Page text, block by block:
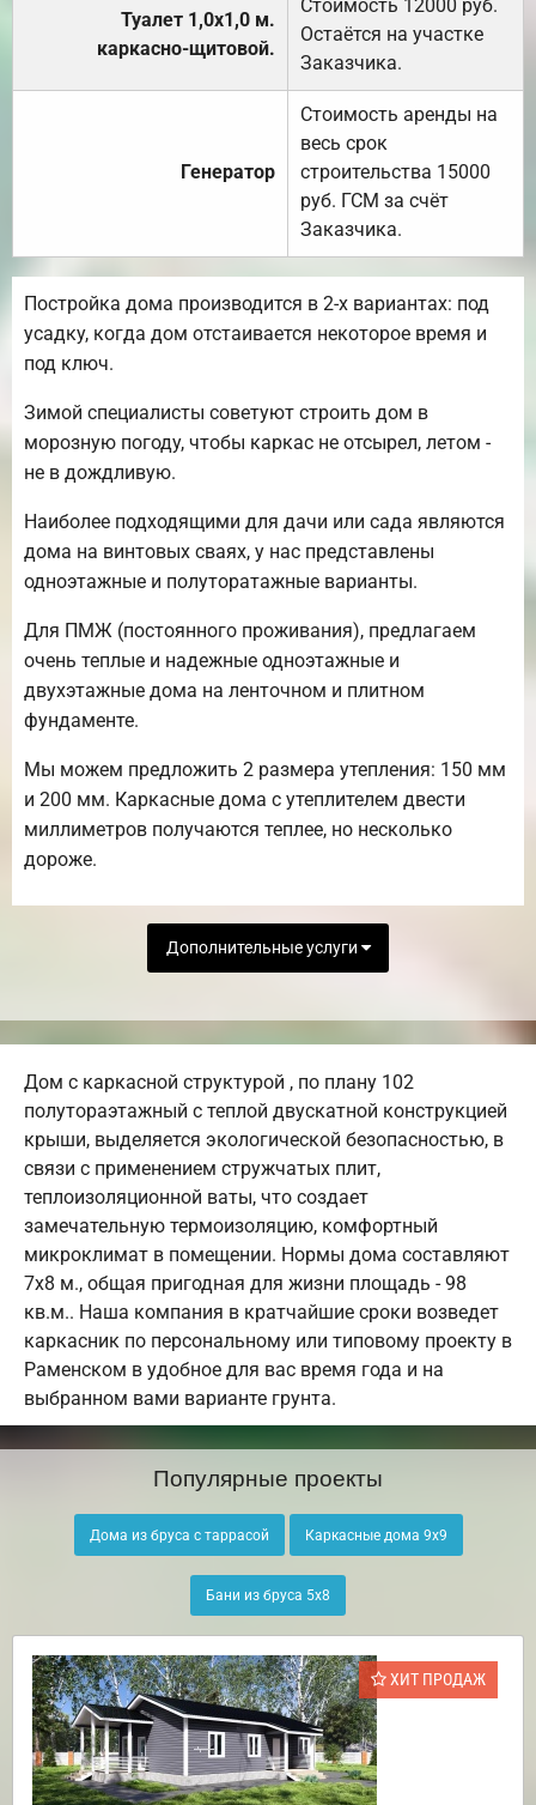
Туалет 1,0х1,0 м.
каркасно-щитовой.
Стоимость 12000 руб.
Остаётся на участке
Заказчика.
Генератор
Стоимость аренды на
весь срок
строительства 15000
руб. ГСМ за счёт
Заказчика.
Постройка дома производится в 2-х вариантах: под
усадку, когда дом отстаивается некоторое время и
под ключ.
Зимой специалисты советуют строить дом в
морозную погоду, чтобы каркас не отсырел, летом -
не в дождливую.
Наиболее подходящими для дачи или сада являются
дома на винтовых сваях, у нас представлены
одноэтажные и полуторатажные варианты.
Для ПМЖ (постоянного проживания), предлагаем
очень теплые и надежные одноэтажные и
двухэтажные дома на ленточном и плитном
фундаменте.
Мы можем предложить 2 размера утепления: 150 мм
и 200 мм. Каркасные дома с утеплителем двести
миллиметров получаются теплее, но несколько
дороже.
Дополнительные услуги
Дом с каркасной структурой , по плану 102
полутораэтажный с теплой двускатной конструкцией
крыши, выделяется экологической безопасностью, в
связи с применением стружчатых плит,
теплоизоляционной ваты, что создает
замечательную термоизоляцию, комфортный
микроклимат в помещении. Нормы дома составляют
7х8 м., общая пригодная для жизни площадь - 98
кв.м.. Наша компания в кратчайшие сроки возведет
каркасник по персональному или типовому проекту в
Раменском в удобное для вас время года и на
выбранном вами варианте грунта.
Популярные проекты
Дома из бруса с таррасой Каркасные дома 9х9
Бани из бруса 5х8
ХИТ ПРОДАЖ